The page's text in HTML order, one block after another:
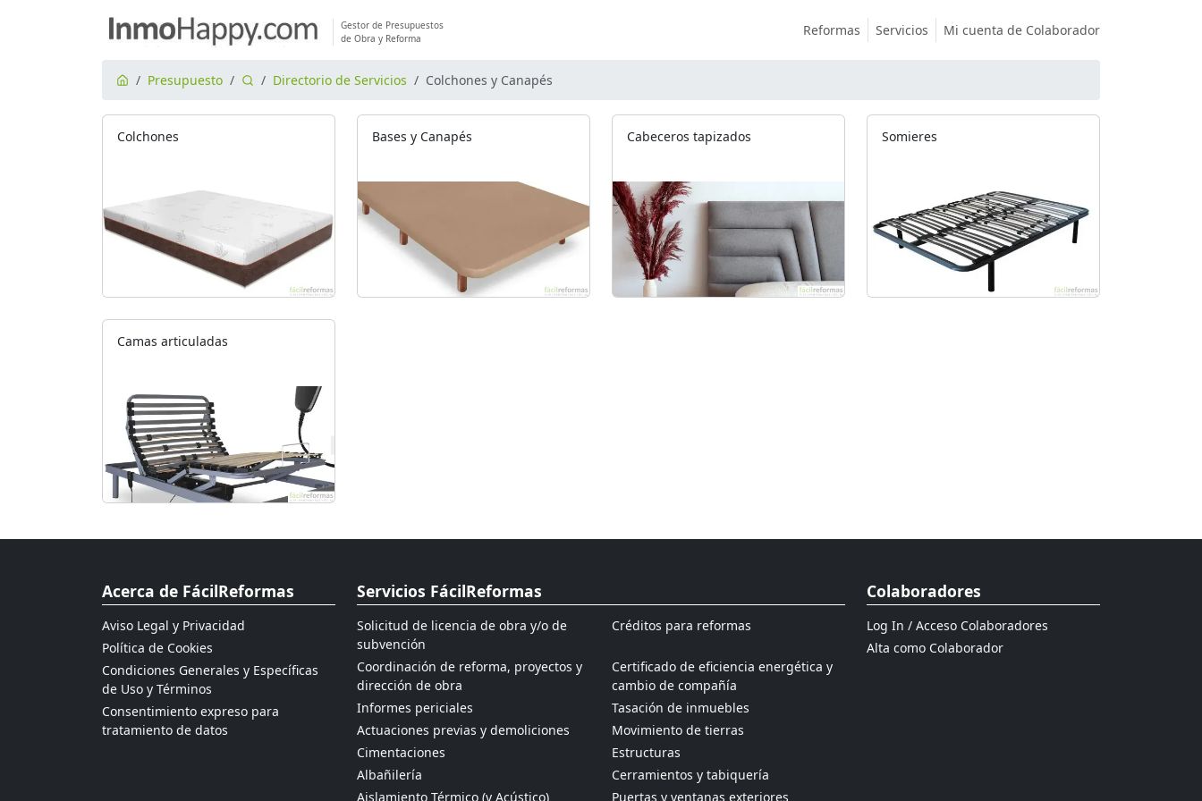
Gestor de Presupuestos
de Obra y Reforma
Reformas Servicios Mi cuenta de Colaborador
Presupuesto Directorio de Servicios Colchones y Canapés
Colchones Bases y Canapés Cabeceros tapizados Somieres
Camas articuladas
Acerca de FácilReformas
Aviso Legal y Privacidad
Política de Cookies
Condiciones Generales y Específicas
de Uso y Términos
Consentimiento expreso para
tratamiento de datos
Servicios FácilReformas
Solicitud de licencia de obra y/o de
subvención
Créditos para reformas
Coordinación de reforma, proyectos y
dirección de obra
Certificado de eficiencia energética y
cambio de compañía
Informes periciales
Tasación de inmuebles
Actuaciones previas y demoliciones
Movimiento de tierras
Cimentaciones
Estructuras
Albañilería
Cerramientos y tabiquería
Aislamiento Térmico (y Acústico)
Puertas y ventanas exteriores
Colaboradores
Log In / Acceso Colaboradores
Alta como Colaborador